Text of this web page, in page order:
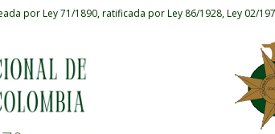
por Ley 71/1890, ratificada por Ley 86/1928, Ley 02/